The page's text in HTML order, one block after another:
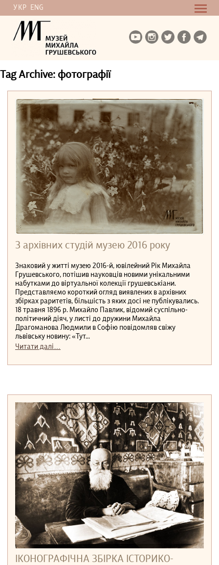
УКР ENG
Tag Archive: фотографії
З архівних студій музею 2016 року
Знаковий у житті музею 2016-й, ювілейний Рік Михайла
Грушевського, потішив науковців новими унікальними
набутками до віртуальної колекції грушевськіани.
Представляємо короткий огляд виявлених в архівних
збірках раритетів, більшість з яких досі не публікувались.
18 травня 1896 р. Михайло Павлик, відомий суспільно-
політичний діяч, у листі до дружини Михайла
Драгоманова Людмили в Софію повідомляв свіжу
львівську новину: «Тут...
Читати далі…
ІКОНОГРАФІЧНА ЗБІРКА ІСТОРИКО-